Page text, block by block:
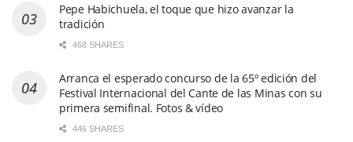
Pepe Habichuela, el toque que hizo avanzar la
tradición
468 SHARES
Arranca el esperado concurso de la 65º edición del
Festival Internacional del Cante de las Minas con su
primera semifinal. Fotos & vídeo
446 SHARES